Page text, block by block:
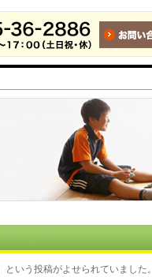
という投稿がよせられていました。